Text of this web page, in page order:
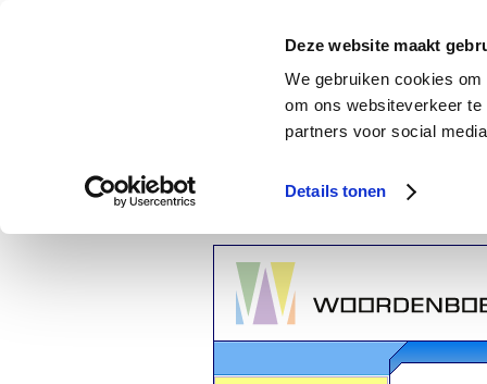
Deze website maakt
We gebruiken cookies
om ons websiteverkeer
partners voor social
Details tonen
Woordenboek.NU